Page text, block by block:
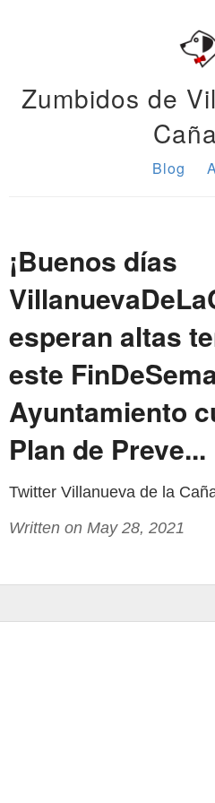
Zumbidos de
Blog
¡Buenos días
esperan altas
este
Ayuntamiento
Plan de Preve...
Twitter Villanueva de la
Written on May 28, 2021